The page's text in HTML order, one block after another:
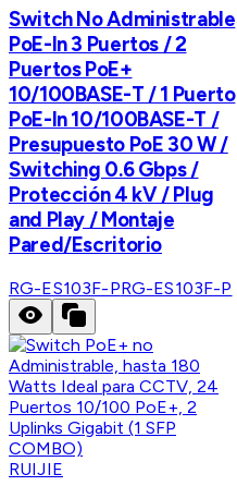
Switch No Administrable
PoE-In 3 Puertos / 2
Puertos PoE+
10/100BASE-T / 1 Puerto
PoE-In 10/100BASE-T /
Presupuesto PoE 30 W /
Switching 0.6 Gbps /
Protección 4 kV / Plug
and Play / Montaje
Pared/Escritorio
RG-ES103F-PRG-ES103F-P
RUIJIE